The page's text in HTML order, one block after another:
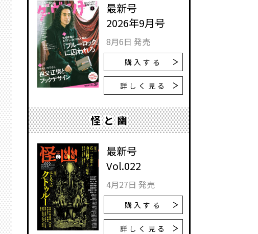
最新号
2026年9月号
8月6日 発売
購入する
詳しく見る
怪と幽
最新号
Vol.022
4月27日 発売
購入する
詳しく見る